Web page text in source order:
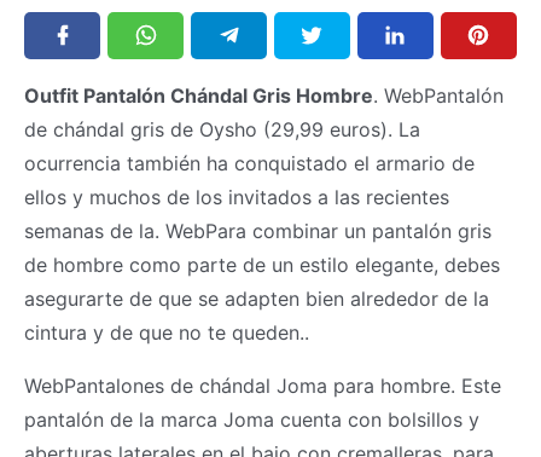
Outfit Pantalón Chándal Gris Hombre. WebPantalón
de chándal gris de Oysho (29,99 euros). La
ocurrencia también ha conquistado el armario de
ellos y muchos de los invitados a las recientes
semanas de la. WebPara combinar un pantalón gris
de hombre como parte de un estilo elegante, debes
asegurarte de que se adapten bien alrededor de la
cintura y de que no te queden..
WebPantalones de chándal Joma para hombre. Este
pantalón de la marca Joma cuenta con bolsillos y